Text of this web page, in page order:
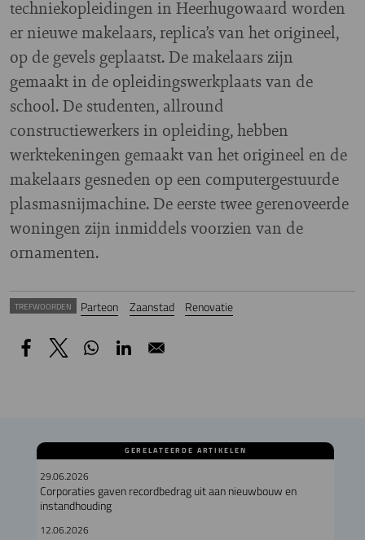
techniekopleidingen in Heerhugowaard worden
er nieuwe makelaars, replica’s van het origineel,
op de gevels geplaatst. De makelaars zijn
gemaakt in de opleidingswerkplaats van de
school. De studenten, allround
constructiewerkers in opleiding, hebben
werktekeningen gemaakt van het origineel en de
makelaars gesneden op een computergestuurde
plasmasnijmachine. De eerste twee gerenoveerde
woningen zijn inmiddels voorzien van de
ornamenten.
TREFWOORDEN Parteon Zaanstad Renovatie
GERELATEERDE ARTIKELEN
29.06.2026
Corporaties gaven recordbedrag uit aan nieuwbouw en
instandhouding
12.06.2026